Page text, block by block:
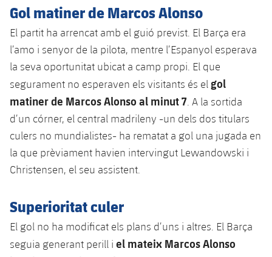
Barça Cafe
Ciutat Esportiva
La Masia
plusicon
més
Serveis
Serveis Mèdics
Accessibilitat
plusicon
més
Acreditacions
Instal·lacions
SUB9 A
SUB9 B
SUB8 A
Història
Palmarès
Mini
Resultats
Classificació
Jugadors
Fotos
Història
Palmarès
Resultats
Classificació
Jugadors
Fotos
Juvenil
Cadet B
Infantil A
Infantil B
Primer equip
plusicon
més
Actualitat
Calendari
Entrades
Resultats
Classificació
Jugadors
Fotos
Barça Atlètic
plusicon
més
Actualitat
Calendari
Resultats
Jugadors
Classificació
Base
plusicon
més
Actualitat
Juvenil
Cadet
Infantil
Campus Verano
PLUSICON
MÉS
Actualitat
Calendari
Barça Atlètic
Actualitat
Base
plusicon
més
Gol matiner de Marcos Alonso
El partit ha arrencat amb el guió previst. El Barça era
l’amo i senyor de la pilota, mentre l’Espanyol esperava
la seva oportunitat ubicat a camp propi. El que
segurament no esperaven els visitants és el gol
matiner de Marcos Alonso al minut 7 . A la sortida
d’un córner, el central madrileny -un dels dos titulars
culers no mundialistes- ha rematat a gol una jugada en
la que prèviament havien intervingut Lewandowski i
Christensen, el seu assistent.
Superioritat culer
El gol no ha modificat els plans d’uns i altres. El Barça
seguia generant perill i el mateix Marcos Alonso